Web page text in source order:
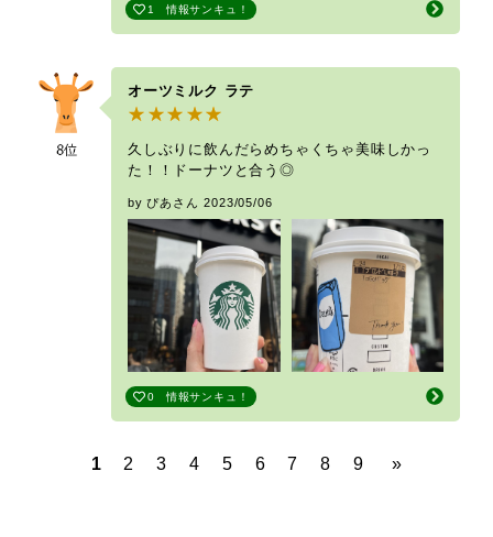
1 情報サンキュ！
オーツミルク ラテ
久しぶりに飲んだらめちゃくちゃ美味しかっ
た！！ドーナツと合う◎
by ぴあさん 2023/05/06
0 情報サンキュ！
1 2 3 4 5 6 7 8 9 »